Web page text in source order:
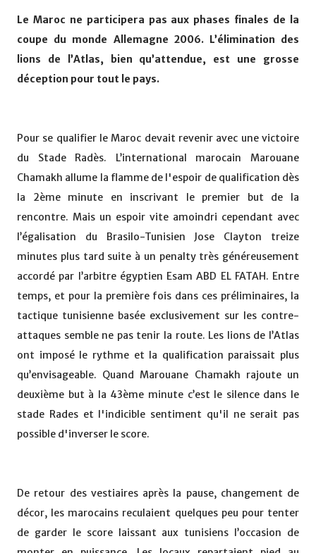
Le Maroc ne participera pas aux phases finales de la
coupe du monde Allemagne 2006. L’élimination des
lions de l’Atlas, bien qu’attendue, est une grosse
déception pour tout le pays.
Pour se qualifier le Maroc devait revenir avec une victoire
du Stade Radès. L’international marocain Marouane
Chamakh allume la flamme de l'espoir de qualification dès
la 2ème minute en inscrivant le premier but de la
rencontre. Mais un espoir vite amoindri cependant avec
l’égalisation du Brasilo-Tunisien Jose Clayton treize
minutes plus tard suite à un penalty très généreusement
accordé par l’arbitre égyptien Esam ABD EL FATAH. Entre
temps, et pour la première fois dans ces préliminaires, la
tactique tunisienne basée exclusivement sur les contre-
attaques semble ne pas tenir la route. Les lions de l’Atlas
ont imposé le rythme et la qualification paraissait plus
qu’envisageable. Quand Marouane Chamakh rajoute un
deuxième but à la 43ème minute c’est le silence dans le
stade Rades et l'indicible sentiment qu'il ne serait pas
possible d'inverser le score.
De retour des vestiaires après la pause, changement de
décor, les marocains reculaient quelques peu pour tenter
de garder le score laissant aux tunisiens l’occasion de